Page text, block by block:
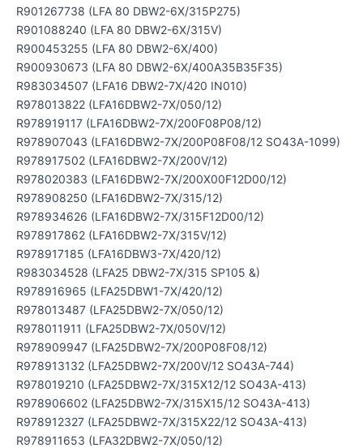
R901267738 (LFA 80 DBW2-6X/315P275)
R901088240 (LFA 80 DBW2-6X/315V)
R900453255 (LFA 80 DBW2-6X/400)
R900930673 (LFA 80 DBW2-6X/400A35B35F35)
R983034507 (LFA16 DBW2-7X/420 IN010)
R978013822 (LFA16DBW2-7X/050/12)
R978919117 (LFA16DBW2-7X/200F08P08/12)
R978907043 (LFA16DBW2-7X/200P08F08/12 SO43A-1099)
R978917502 (LFA16DBW2-7X/200V/12)
R978020383 (LFA16DBW2-7X/200X00F12D00/12)
R978908250 (LFA16DBW2-7X/315/12)
R978934626 (LFA16DBW2-7X/315F12D00/12)
R978917862 (LFA16DBW2-7X/315V/12)
R978917185 (LFA16DBW3-7X/420/12)
R983034528 (LFA25 DBW2-7X/315 SP105 &)
R978916965 (LFA25DBW1-7X/420/12)
R978013487 (LFA25DBW2-7X/050/12)
R978011911 (LFA25DBW2-7X/050V/12)
R978909947 (LFA25DBW2-7X/200P08F08/12)
R978913132 (LFA25DBW2-7X/200V/12 SO43A-744)
R978019210 (LFA25DBW2-7X/315X12/12 SO43A-413)
R978906602 (LFA25DBW2-7X/315X15/12 SO43A-413)
R978912327 (LFA25DBW2-7X/315X22/12 SO43A-413)
R978911653 (LFA32DBW2-7X/050/12)